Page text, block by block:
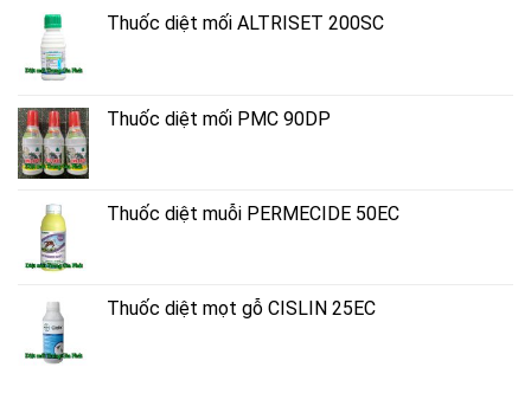
Thuốc diệt mối ALTRISET 200SC
Thuốc diệt mối PMC 90DP
Thuốc diệt muỗi PERMECIDE 50EC
Thuốc diệt mọt gỗ CISLIN 25EC